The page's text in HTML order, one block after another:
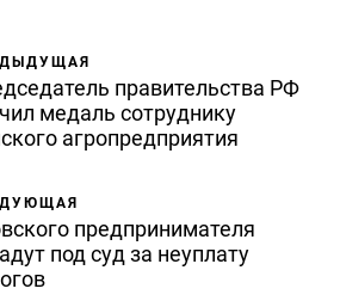
правительства РФ
медаль сотруднику
агропредприятия
предпринимателя
под суд за неуплату